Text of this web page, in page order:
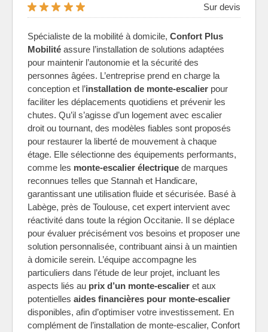
Sur devis
Spécialiste de la mobilité à domicile, Confort Plus
Mobilité assure l’installation de solutions adaptées
pour maintenir l’autonomie et la sécurité des
personnes âgées. L’entreprise prend en charge la
conception et l’installation de monte-escalier pour
faciliter les déplacements quotidiens et prévenir les
chutes. Qu’il s’agisse d’un logement avec escalier
droit ou tournant, des modèles fiables sont proposés
pour restaurer la liberté de mouvement à chaque
étage. Elle sélectionne des équipements performants,
comme les monte-escalier électrique de marques
reconnues telles que Stannah et Handicare,
garantissant une utilisation fluide et sécurisée. Basé à
Labège, près de Toulouse, cet expert intervient avec
réactivité dans toute la région Occitanie. Il se déplace
pour évaluer précisément vos besoins et proposer une
solution personnalisée, contribuant ainsi à un maintien
à domicile serein. L’équipe accompagne les
particuliers dans l’étude de leur projet, incluant les
aspects liés au prix d’un monte-escalier et aux
potentielles aides financières pour monte-escalier
disponibles, afin d’optimiser votre investissement. En
complément de l’installation de monte-escalier, Confort